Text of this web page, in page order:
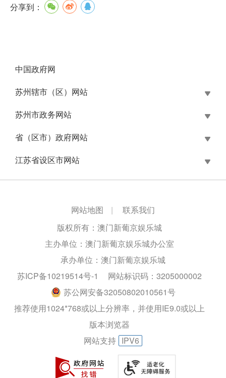
分享到：
中国政府网
苏州辖市（区）网站
苏州市政务网站
省（区市）政府网站
江苏省设区市网站
网站地图 |
联系我们
版权所有：澳门新葡京娱乐城
主办单位：澳门新葡京娱乐城办公室
承办单位：澳门新葡京娱乐城
苏ICP备10219514号-1
网站标识码：3205000002
苏公网安备32050802010561号
推荐使用1024*768或以上分辨率，并使用IE9.0或以上
版本浏览器
网站支持 IPV6